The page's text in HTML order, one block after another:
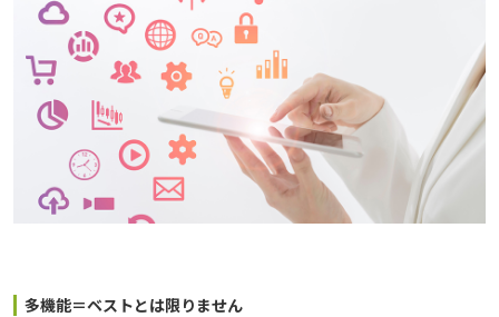
多機能＝ベストとは限りません